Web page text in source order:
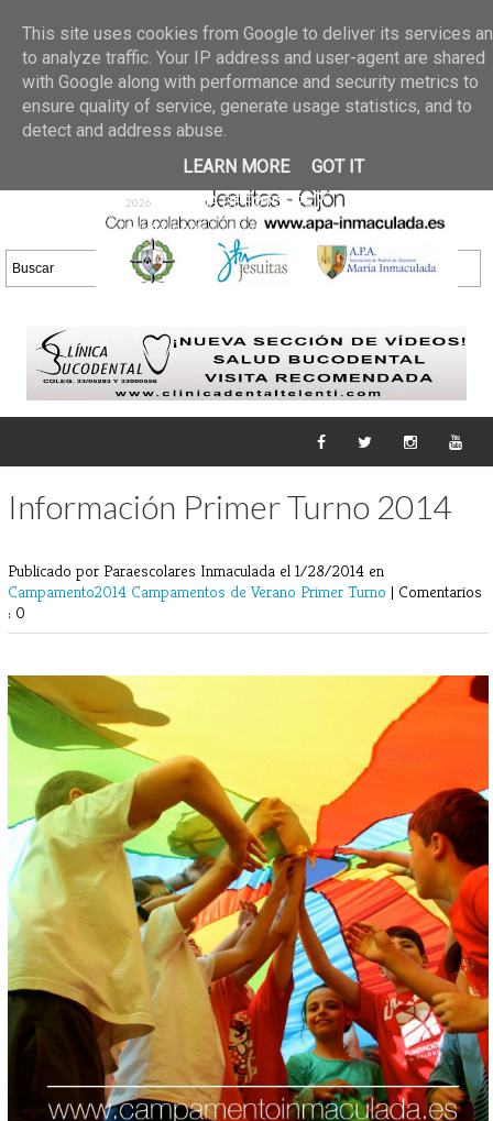
02 jun 2026
GALERIA DE FOTOS
30/05/2026
25 may 2026
GALERIA
DE FOTOS 23/05/2026
20 may
2026
GALERIA DE FOTOS
16/05/2026
DE FOTOS 09/05/2026
28 abr
2026
GALERIA DE FOTOS 25 Y
26/04/2026
Información Primer Turno 2014
Publicado por Paraescolares Inmaculada el 1/28/2014 en
Campamento2014 Campamentos de Verano Primer Turno | Comentarios
: 0
This site uses cookies from Google to deliver its services
to analyze traffic. Your IP address and user-agent are shared
with Google along with performance and security metrics to
ensure quality of service, generate usage statistics, and to
detect and address abuse.
LEARN MORE
GOT IT